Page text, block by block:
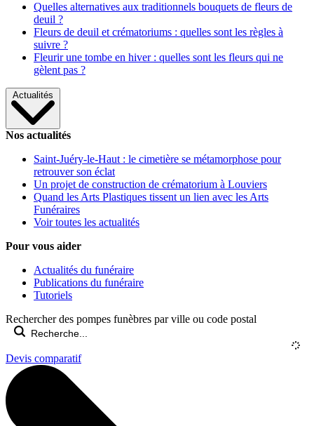
Quelles alternatives aux traditionnels bouquets de fleurs de
deuil ?
Fleurs de deuil et crématoriums : quelles sont les règles à
suivre ?
Fleurir une tombe en hiver : quelles sont les fleurs qui ne
gèlent pas ?
Actualités
Nos actualités
Saint-Juéry-le-Haut : le cimetière se métamorphose pour
retrouver son éclat
Un projet de construction de crématorium à Louviers
Quand les Arts Plastiques tissent un lien avec les Arts
Funéraires
Voir toutes les actualités
Pour vous aider
Actualités du funéraire
Publications du funéraire
Tutoriels
Rechercher des pompes funèbres par ville ou code postal
Devis comparatif